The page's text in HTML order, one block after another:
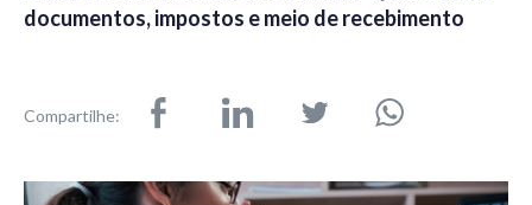
documentos, impostos e meio de recebimento
Compartilhe: